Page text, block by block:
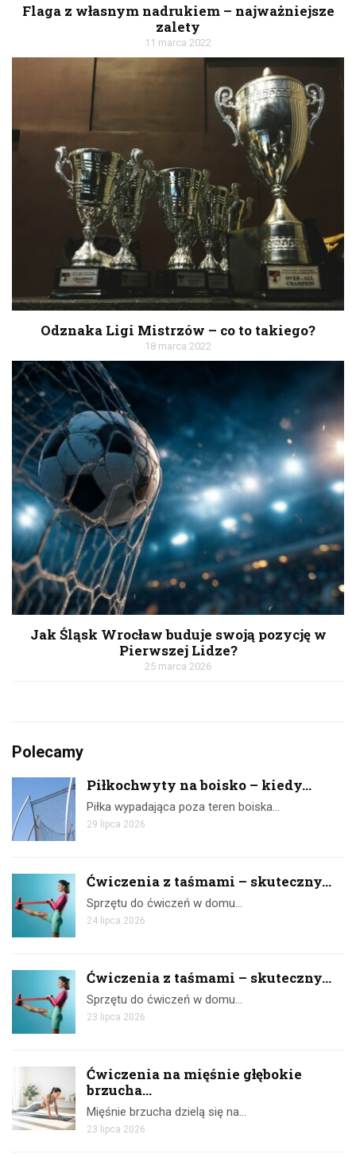
Flaga z własnym nadrukiem – najważniejsze
zalety
11 marca 2022
Odznaka Ligi Mistrzów – co to takiego?
18 marca 2022
Jak Śląsk Wrocław buduje swoją pozycję w
Pierwszej Lidze?
25 marca 2026
Polecamy
Piłkochwyty na boisko – kiedy...
Piłka wypadająca poza teren boiska…
29 lipca 2026
Ćwiczenia z taśmami – skuteczny...
Sprzętu do ćwiczeń w domu…
24 lipca 2026
Ćwiczenia z taśmami – skuteczny...
Sprzętu do ćwiczeń w domu…
23 lipca 2026
Ćwiczenia na mięśnie głębokie
brzucha...
Mięśnie brzucha dzielą się na…
23 lipca 2026